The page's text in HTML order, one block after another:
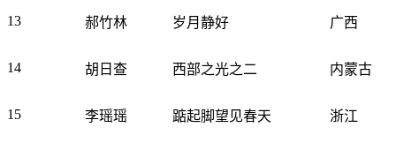
13 郝竹林 岁月静好 广西
14 胡日查 西部之光之二 内蒙古
15 李瑶瑶 踮起脚望见春天 浙江